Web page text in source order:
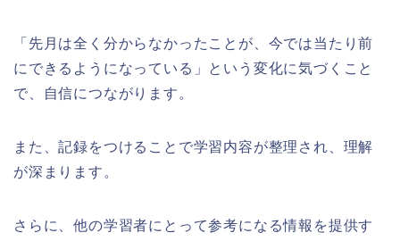
「先月は全く分からなかったことが、今では当たり前
にできるようになっている」という変化に気づくこと
で、自信につながります。
また、記録をつけることで学習内容が整理され、理解
が深まります。
さらに、他の学習者にとって参考になる情報を提供す